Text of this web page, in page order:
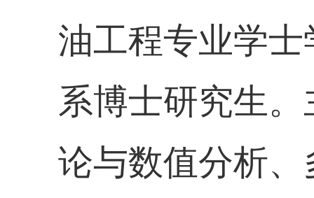
油工程专业学
系博士研究生
论与数值分析